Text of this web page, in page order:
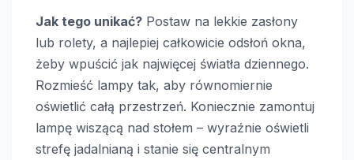
Jak tego unikać? Postaw na lekkie zasłony
lub rolety, a najlepiej całkowicie odsłoń okna,
żeby wpuścić jak najwięcej światła dziennego.
Rozmieść lampy tak, aby równomiernie
oświetlić całą przestrzeń. Koniecznie zamontuj
lampę wiszącą nad stołem – wyraźnie oświetli
strefę jadalnianą i stanie się centralnym